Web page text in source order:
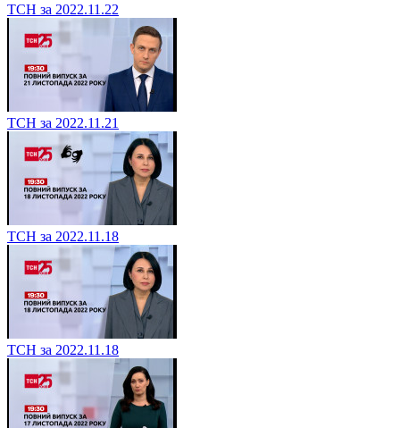
ТСН за 2022.11.22
ТСН за 2022.11.21
ТСН за 2022.11.18
ТСН за 2022.11.18